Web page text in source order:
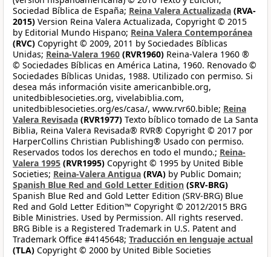
Sociedad Bíblica de España; Reina Valera Actualizada (RVA-
2015) Version Reina Valera Actualizada, Copyright © 2015
by Editorial Mundo Hispano; Reina Valera Contemporánea
(RVC) Copyright © 2009, 2011 by Sociedades Bíblicas
Unidas; Reina-Valera 1960 (RVR1960) Reina-Valera 1960 ®
© Sociedades Bíblicas en América Latina, 1960. Renovado ©
Sociedades Bíblicas Unidas, 1988. Utilizado con permiso. Si
desea más información visite americanbible.org,
unitedbiblesocieties.org, vivelabiblia.com,
unitedbiblesocieties.org/es/casa/, www.rvr60.bible; Reina
Valera Revisada (RVR1977) Texto bíblico tomado de La Santa
Biblia, Reina Valera Revisada® RVR® Copyright © 2017 por
HarperCollins Christian Publishing® Usado con permiso.
Reservados todos los derechos en todo el mundo.; Reina-
Valera 1995 (RVR1995) Copyright © 1995 by United Bible
Societies; Reina-Valera Antigua (RVA) by Public Domain;
Spanish Blue Red and Gold Letter Edition (SRV-BRG)
Spanish Blue Red and Gold Letter Edition (SRV-BRG) Blue
Red and Gold Letter Edition™ Copyright © 2012/2015 BRG
Bible Ministries. Used by Permission. All rights reserved.
BRG Bible is a Registered Trademark in U.S. Patent and
Trademark Office #4145648; Traducción en lenguaje actual
(TLA) Copyright © 2000 by United Bible Societies